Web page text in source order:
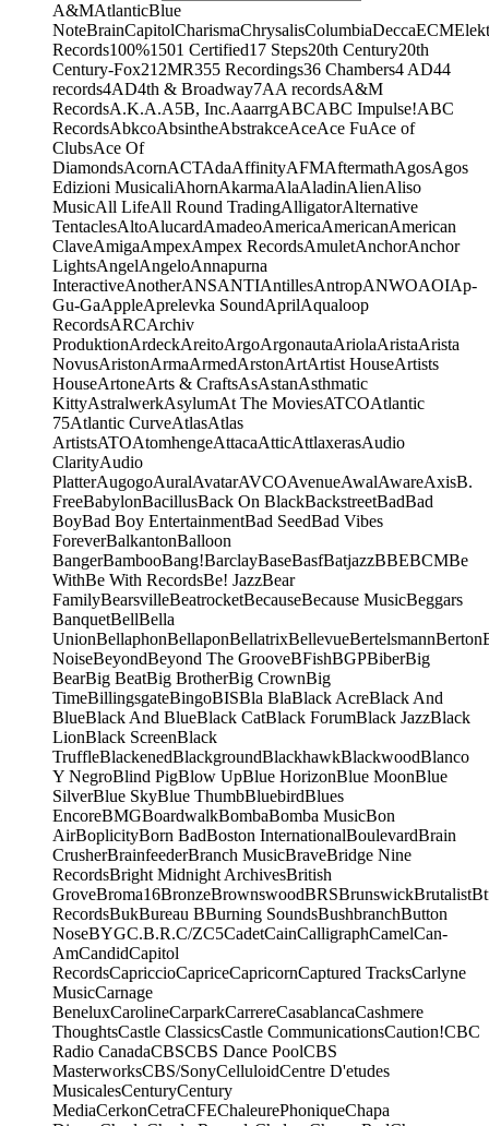
A&MAtlanticBlue
NoteBrainCapitolCharismaChrysalisColumbiaDeccaECM
Records100%1501 Certified17 Steps20th Century20th
Century-Fox21 2MR355 Recordings36 Chambers4 AD44
records4AD4th & Broadway7AA recordsA&M
RecordsA.K.A.A5B, Inc.AaarrgABCABC Impulse!ABC
RecordsAbkcoAbsintheAbstrakceAceAce FuAce of
ClubsAce Of
DiamondsAcornACTAdaAffinityAFMAftermathAgosAgos
Edizioni MusicaliAhornAkarmaAlaAladinAlienAliso
MusicAll LifeAll Round TradingAlligatorAlternative
TentaclesAltoAlucardAmadeoAmericaAmericanAmerican
ClaveAmigaAmpexAmpex RecordsAmuletAnchorAnchor
LightsAngelAngeloAnnapurna
InteractiveAnotherANSANTIAntillesAntropANWOAOIAp-
Gu-GaAppleAprelevka SoundAprilAqualoop
RecordsARCArchiv
ProduktionArdeckAreitoArgoArgonautaAriolaAristaArista
NovusAristonArmaArmedArstonArtArtist HouseArtists
HouseArtoneArts & CraftsAsAstanAsthmatic
KittyAstralwerkAsylumAt The MoviesATCOAtlantic
75Atlantic CurveAtlasAtlas
ArtistsATOAtomhengeAttacaAtticAttlaxerasAudio
ClarityAudio
PlatterAugogoAuralAvatarAVCOAvenueAwalAwareAxisB.
FreeBabylonBacillusBack On BlackBackstreetBadBad
BoyBad Boy EntertainmentBad SeedBad Vibes
ForeverBalkantonBalloon
BangerBambooBang!BarclayBaseBasfBatjazzBBEBCMBe
WithBe With RecordsBe! JazzBear
FamilyBearsvilleBeatrocketBecauseBecause MusicBeggars
BanquetBellBella
UnionBellaphonBellaponBellatrixBellevueBertelsmannBerton
NoiseBeyondBeyond The GrooveBFishBGPBiberBig
BearBig BeatBig BrotherBig CrownBig
TimeBillingsgateBingoBISBla BlaBlack AcreBlack And
BlueBlack And BlueBlack CatBlack ForumBlack JazzBlack
LionBlack ScreenBlack
TruffleBlackenedBlackgroundBlackhawkBlackwoodBlanco
Y NegroBlind PigBlow UpBlue HorizonBlue MoonBlue
SilverBlue SkyBlue ThumbBluebirdBlues
EncoreBMGBoardwalkBombaBomba MusicBon
AirBoplicityBorn BadBoston InternationalBoulevardBrain
CrusherBrainfeederBranch MusicBraveBridge Nine
RecordsBright Midnight ArchivesBritish
GroveBroma16BronzeBrownswoodBRSBrunswickBrutalist
RecordsBukBureau BBurning SoundsBushbranchButton
NoseBYGC.B.R.C/ZC5CadetCainCalligraphCamelCan-
AmCandidCapitol
RecordsCapriccioCapriceCapricornCaptured TracksCarlyne
MusicCarnage
BeneluxCarolineCarparkCarrereCasablancaCashmere
ThoughtsCastle ClassicsCastle CommunicationsCaution!CBC
Radio CanadaCBSCBS Dance PoolCBS
MasterworksCBS/SonyCelluloidCentre D'etudes
MusicalesCenturyCentury
MediaCerkonCetraCFEChaleurePhoniqueChapa